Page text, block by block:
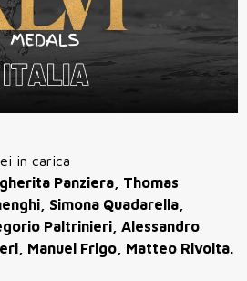
in carica
Panziera, Thomas
Simona Quadarella,
Paltrinieri, Alessandro
Manuel Frigo, Matteo Rivolta.